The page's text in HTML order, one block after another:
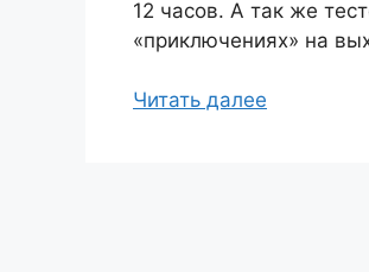
12 часов. А так же
«приключениях» на
Читать далее